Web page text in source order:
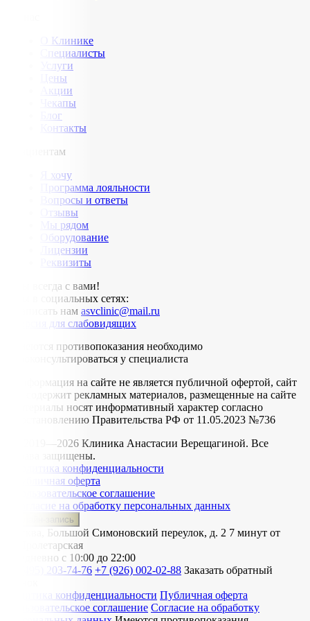
О Клинике
Специалисты
Услуги
Цены
Акции
Чекапы
Блог
Контакты
Пациентам
Я хочу
Программа лояльности
Вопросы и ответы
Отзывы
Мы рядом
Оборудование
Лицензии
Реквизиты
Мы всегда с вами!
Мы в социальных сетях:
Написать нам asvclinic@mail.ru
Версия для слабовидящих
имеются противопоказания необходимо
проконсультироваться у специалиста
Информация на сайте не является публичной офертой, сайт
не содержит рекламных материалов, размещенные на сайте
материалы носят информативный характер согласно
Постановлению Правительства РФ от 11.05.2023 №736
© 2019—2026 Клиника Анастасии Верещагиной. Все
права защищены.
Политика конфиденциальности
Публичная оферта
Пользовательское соглашение
Согласие на обработку персональных данных
Онлайн-запись
Москва, Большой Симоновский переулок, д. 2 7 минут от
м. Пролетарская
Ежедневно с 10:00 до 22:00
+7 (495) 203-74-76 +7 (926) 002-02-88 Заказать обратный
Политика конфиденциальности Публичная оферта
Пользовательское соглашение Согласие на обработку